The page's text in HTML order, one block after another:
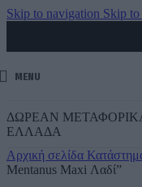
Skip to navigation Skip
MENU
ΔΩΡΕΑΝ
ΕΛΛΑΔΑ
Αρχική σελίδα
Mentanus Maxi Λαδί”